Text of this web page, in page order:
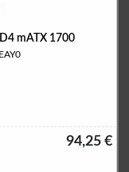
mATX 1700
94,25 €